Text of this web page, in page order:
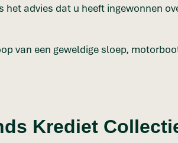
advies dat u heeft ingewonnen
van een geweldige sloep,
Krediet